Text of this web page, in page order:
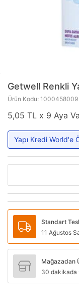
Getwell Renkli
Ürün Kodu: 1000458009
5,05 TL x 9 Aya
Yapı Kredi World'e
Standart
11 Ağustos
Mağazadan
30 dakikada